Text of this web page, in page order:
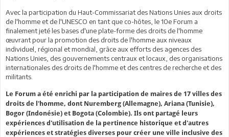
Avec la participation du Haut-Commissariat des Nations Unies aux droits
de l'homme et de l'UNESCO en tant que co-hôtes, le 10e Forum a
finalement jeté les bases d'une plate-forme des droits de l'homme
œuvrant pour la promotion des droits de l'homme aux niveaux
individuel, régional et mondial, grâce aux efforts des agences des
Nations Unies, des gouvernements centraux et locaux, des organisations
internationales des droits de l'homme et des centres de recherche et des
militants.
Le Forum a été enrichi par la participation de maires de 17 villes des
droits de l'homme, dont Nuremberg (Allemagne), Ariana (Tunisie),
Bogor (Indonésie) et Bogota (Colombie). Ils ont partagé leurs
expériences d'utilisation de la pertinence historique et d'autres
expériences et stratégies diverses pour créer une ville inclusive des